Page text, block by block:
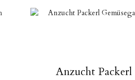
Anzucht Packerl